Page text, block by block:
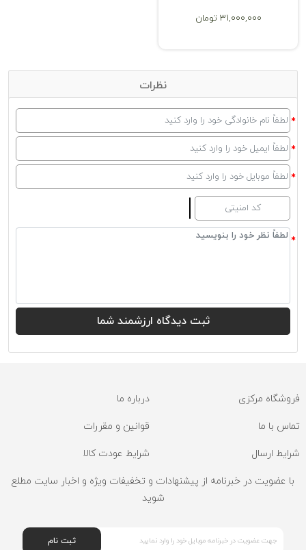
31,000,000 تومان
نظرات
فروشگاه مرکزی درباره ما
تماس با ما قوانین و مقررات
شرایط ارسال شرایط عودت کالا
با عضویت در خبرنامه از پیشنهادات و تخفیفات ویژه و اخبار سایت مطلع
شوید
ثبت نام